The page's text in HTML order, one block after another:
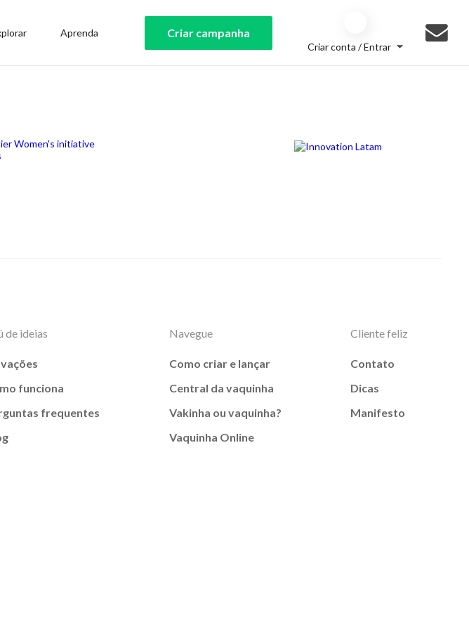
Aprenda Criar campanha
Criar conta / Entrar
de ideias
funciona
frequentes
Navegue
Como criar e lançar
Central da vaquinha
Vakinha ou vaquinha?
Vaquinha Online
Cliente feliz
Contato
Dicas
Manifesto